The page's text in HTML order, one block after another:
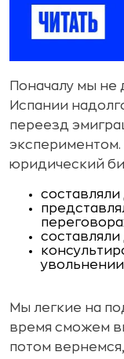
Поначалу мы не
Испании
переезд
экспериментом.
юридический
Мы легкие на
время сможем
потом